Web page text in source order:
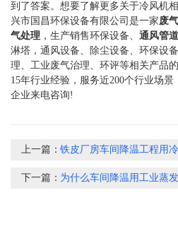
到了答案。想要了解更多关于冷风机
兴市国昌环保设备有限公司是一家废
气处理 ，生产销售环保设备、 通风管道
淋塔，通风设备、除尘设备、环保设
理、工业废气治理、环评等相关产品
15年行业经验，服务近200个行业场
企业来电咨询!
上一篇：铁皮厂房车间降温工程用
下一篇： 为什么车间降温用工业蒸